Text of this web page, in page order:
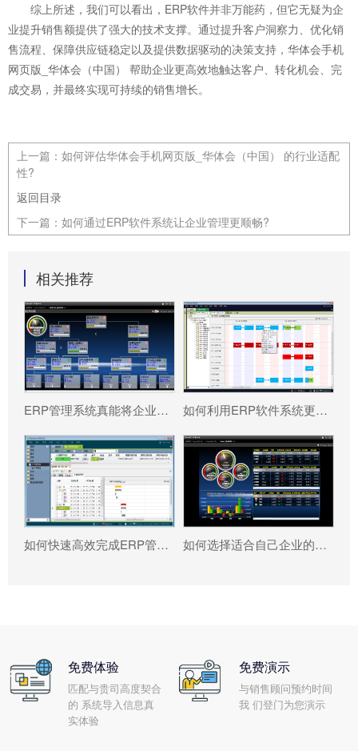
综上所述，我们可以看出，ERP软件并非万能药，但它无疑为企
业提升销售额提供了强大的技术支撑。通过提升客户洞察力、优化销
售流程、保障供应链稳定以及提供数据驱动的决策支持，华体会手机
网页版_华体会（中国） 帮助企业更高效地触达客户、转化机会、完
成交易，并最终实现可持续的销售增长。
上一篇： 如何评估华体会手机网页版_华体会（中国） 的行业适配
性?
返回目录
下一篇： 如何通过ERP软件系统让企业管理更顺畅?
相关推荐
ERP管理系统真能将企业数据转化为可执行决策吗? 如何利用ERP软件系统更好提升企业运营效率?
如何快速高效完成ERP管理系统配置? 如何选择适合自己企业的ERP软件?
免费体验
匹配与贵司高度契合
的 系统导入信息真
实体验
免费演示
与销售顾问预约时间
我 们登门为您演示